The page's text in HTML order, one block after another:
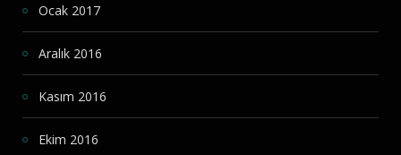
Ocak 2017
Aralık 2016
Kasım 2016
Ekim 2016